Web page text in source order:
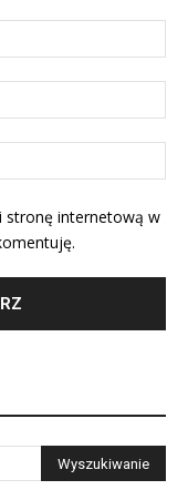
stronę internetową w